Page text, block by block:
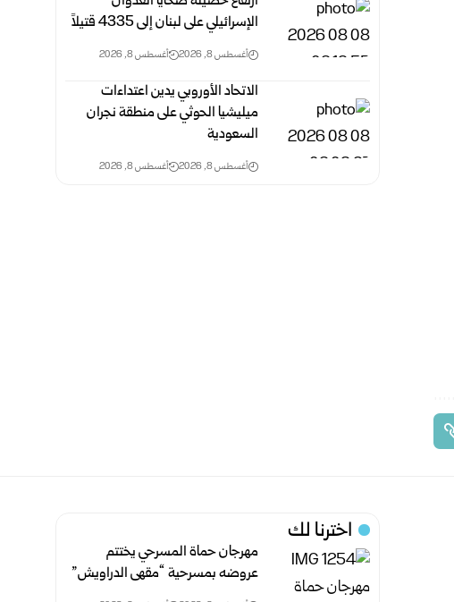
الإسرائيلي على لبنان إلى 4335 قتيلاً
أغسطس 8, 2026 أغسطس 8, 2026
الاتحاد الأوروبي يدين اعتداءات
ميليشيا الحوثي على منطقة نجران
السعودية
أغسطس 8, 2026 أغسطس 8, 2026
اخترنا لك
مهرجان حماة المسرحي يختتم
عروضه بمسرحية “مقهى الدراويش”